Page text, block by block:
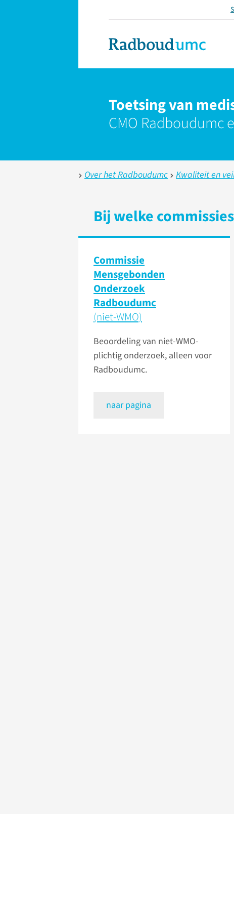
Toetsing van
CMO Radboudumc
Over het Radboudumc Kwaliteit en
Bij welke
Commissie
Mensgebonden
Onderzoek
Radboudumc
(niet-WMO)
Beoordeling van niet-WMO-
plichtig onderzoek, alleen voor
Radboudumc.
naar pagina